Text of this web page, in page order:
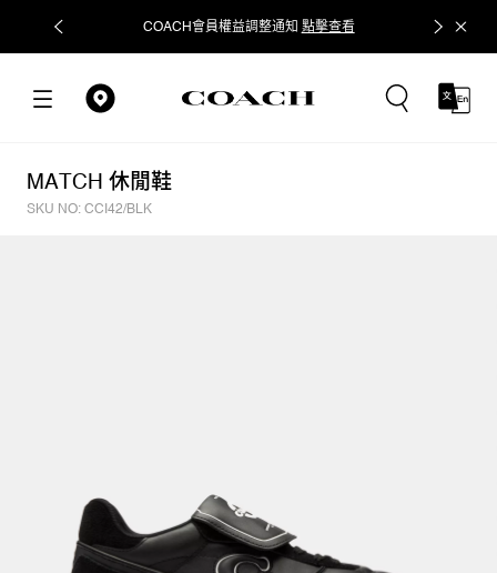
COACH會員權益調整通知 點擊查看 立即追蹤
MATCH 休閒鞋
SKU NO: CCI42/BLK